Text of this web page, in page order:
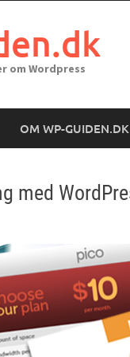
om Wordpress
OM WP-GUIDEN.DK
med